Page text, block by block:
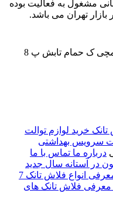
مشغول به فعالیت بوده
بازار تهران می باشد.
تهران خیابان پانزده خرداد غربی ک بادامچی ک حمام تابش پ 8
تانک خرید لوازم توالت
سرویس بهداشتی
درباره ما تماس با ما
انواع فلاش تانک 7
معرفی فلاش تانک های